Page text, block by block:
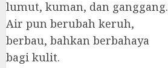
lumut, kuman, dan ganggang.
Air pun berubah keruh,
berbau, bahkan berbahaya
bagi kulit.